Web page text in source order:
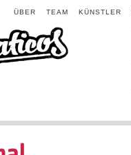
KÜNSTLER
TEAM
ÜBER